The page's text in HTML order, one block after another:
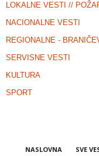
LOKALNE VESTI //
NACIONALNE VESTI
REGIONALNE -
SERVISNE VESTI
KULTURA
SPORT
NASLOVNA SVE